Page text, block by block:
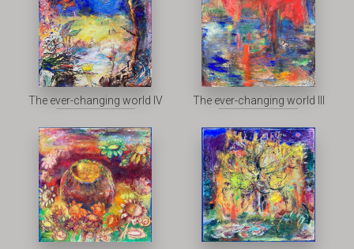
The ever-changing world IV The ever-changing world III